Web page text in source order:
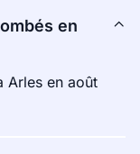
en
Arles en août